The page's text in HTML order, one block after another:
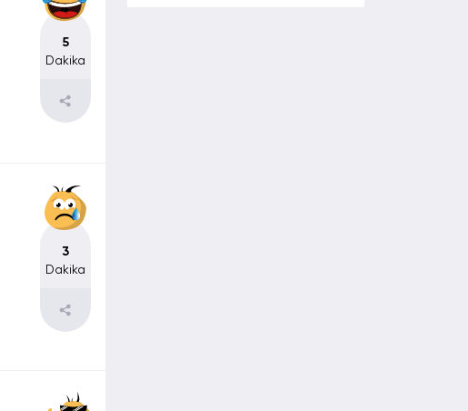
5
Dakika
3
Dakika